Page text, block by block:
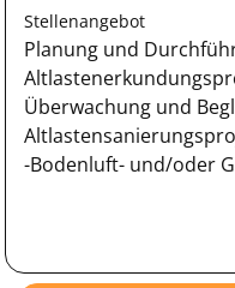
Stellenangebot
Planung und
Überwachung und
-Bodenluft- und/oder